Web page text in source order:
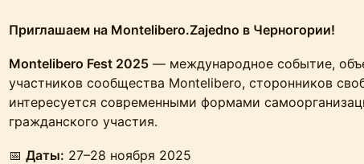
Приглашаем на Montelibero.Zajedno в Черногории!
Montelibero Fest 2025 — международное событие,
участников сообщества Montelibero, сторонников
интересуется современными формами
гражданского участия.
📅 Даты: 27–28 ноября 2025